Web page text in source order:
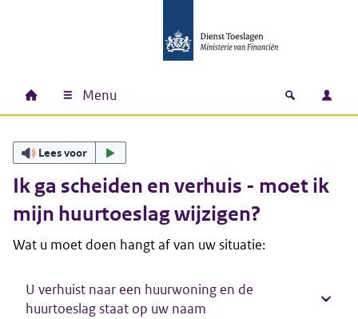
Hoofdnavigatie
Home Menu Open
Lees voor
Ik ga scheiden en verhuis - moet ik
mijn huurtoeslag wijzigen?
Wat u moet doen hangt af van uw situatie:
U verhuist naar een huurwoning en de
huurtoeslag staat op uw naam